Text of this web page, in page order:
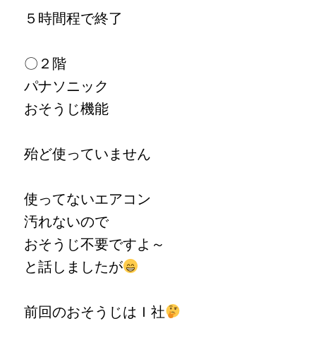
５時間程で終了
〇２階
パナソニック
おそうじ機能
殆ど使っていません
使ってないエアコン
汚れないので
おそうじ不要ですよ～
と話しましたが
前回のおそうじは Ｉ社